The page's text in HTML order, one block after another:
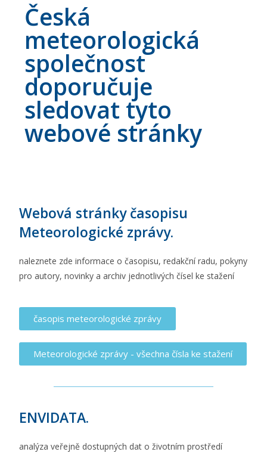
Česká
meteorologická
společnost
doporučuje
sledovat tyto
webové stránky
Webová stránky časopisu
Meteorologické zprávy.
naleznete zde informace o časopisu, redakční radu, pokyny
pro autory, novinky a archiv jednotlivých čísel ke stažení
časopis meteorologické zprávy
Meteorologické zprávy - všechna čísla ke stažení
ENVIDATA.
analýza veřejně dostupných dat o životním prostředí